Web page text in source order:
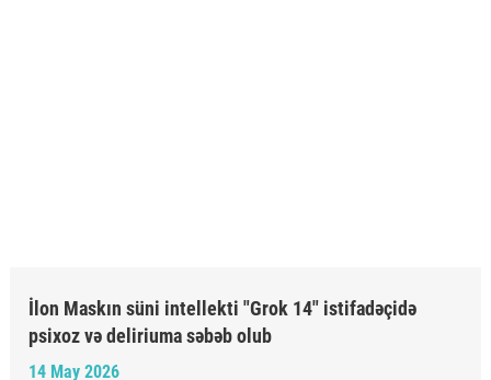
İlon Maskın süni intellekti "Grok 14" istifadəçidə
psixoz və deliriuma səbəb olub
14 May 2026